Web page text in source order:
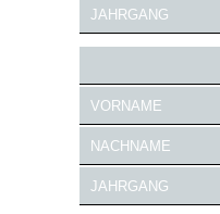
JAHRGANG
VORNAME
NACHNAME
JAHRGANG